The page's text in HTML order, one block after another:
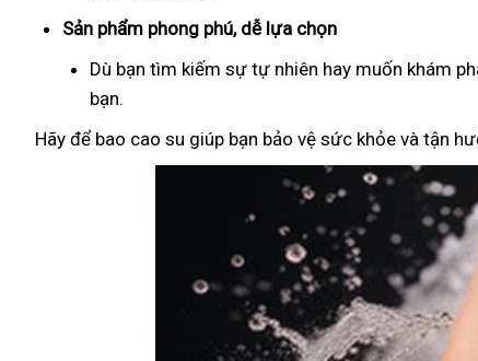
Sản phẩm phong phú, dễ lựa chọn
Dù bạn tìm kiếm sự tự nhiên hay muốn khám
bạn.
Hãy để bao cao su giúp bạn bảo vệ sức khỏe và tận